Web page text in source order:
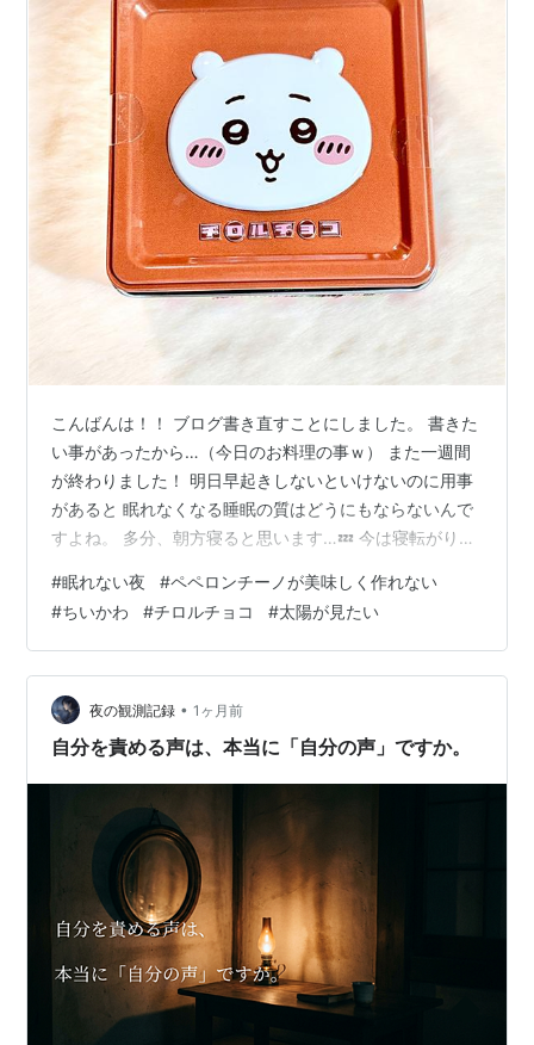
こんばんは！！ ブログ書き直すことにしました。 書きた
い事があったから…（今日のお料理の事ｗ） また一週間
が終わりました！ 明日早起きしないといけないのに用事
があると 眠れなくなる睡眠の質はどうにもならないんで
すよね。 多分、朝方寝ると思います…💤 今は寝転がりな
ムでよき時間です🎵 そうそう、お休みの日曜日のお昼ご
はん担当は 私で…あまり調べずにペペロンチーノ略して
「ペペチー」を作ったら大失敗してしまいました。 料理
って難しいけど悔しいから絶対リベンジするって 決めま
した！！ もう一つのブログの方ではブロ友さんが 「お料
理の写真も見たいな」…
#眠れない夜 #ペペロンチーノが美味しく作れない
#ちいかわ #チロルチョコ #太陽が見たい
夜の観測記録 • 1ヶ月前
自分を責める声は、本当に「自分の声」ですか。